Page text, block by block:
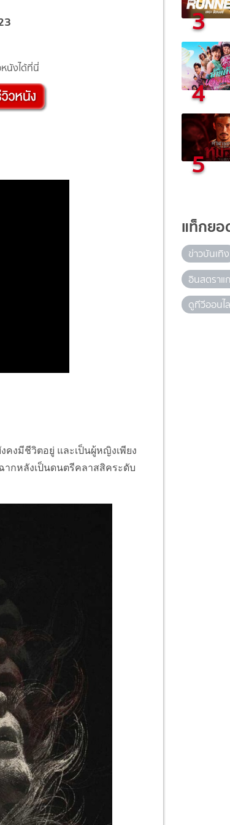
นังได้ที่นี่
คงมีชีวิตอยู่ และเป็นผู้หญิงเพียง
ากหลังเป็นดนตรีคลาสสิคระดับ
3
4
5
แท็กย
ข่าวบันเทิง
อินสตราแ
ดูทีวีออนไ